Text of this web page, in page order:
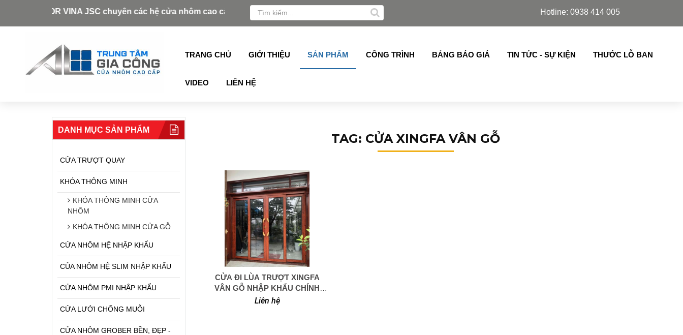
AZDOOR VINA JSC chuyên các hệ cửa nhôm cao cấp như: Xingfa, Alukey, Grober, Pmi, Germany, Topalu, Technan, Schuco, Slim Azdoor, cửa lá sách,chớp lật thế hệ mới nhập
Hotline: 0938 414 005
TRANG CHỦ GIỚI THIỆU SẢN PHẨM CÔNG TRÌNH BẢNG BÁO GIÁ TIN TỨC - SỰ KIỆN THƯỚC LỖ BAN
VIDEO LIÊN HỆ
DANH MỤC SẢN PHẨM
CỬA TRƯỢT QUAY
KHÓA THÔNG MINH
KHÓA THÔNG MINH CỬA
NHÔM
KHÓA THÔNG MINH CỬA GỖ
CỬA NHÔM HỆ NHẬP KHẨU
CỦA NHÔM HỆ SLIM NHẬP KHẨU
CỬA NHÔM PMI NHẬP KHẨU
CỬA LƯỚI CHỐNG MUỖI
CỬA NHÔM GROBER BỀN, ĐẸP -
TAG: CỬA XINGFA VÂN GỖ
0949 366 908
CỬA ĐI LÙA TRƯỢT XINGFA
VÂN GỖ NHẬP KHẨU CHÍNH
HÃNG.
Liên hệ